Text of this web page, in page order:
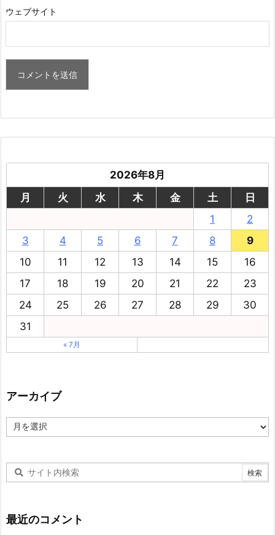
ウェブサイト
2026年8月
月
火 水 木 金 土
日
1
2
3
4 5 6 7 8
9
10
11 12 13 14 15
16
17
18 19 20 21 22
23
24
25 26 27 28 29
30
31
« 7月
アーカイブ
ー
最近のコメント